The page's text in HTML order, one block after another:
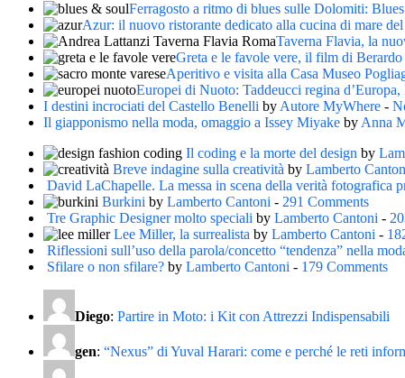
Ferragosto a ritmo di blues sulle Dolomiti:
Azur: il nuovo ristorante dedicato alla cucina di mare
Taverna Flavia, la
Greta e le favole vere, il film di
Aperitivo e visita alla Casa Museo
Europei di Nuoto: Taddeucci regina
I destini incrociati del Castello Benelli by Autore MyWhere -
Il giapponismo nella moda, omaggio a Issey Miyake by Anna
Il coding e la morte del design by
Breve indagine sulla creatività by Lamberto
David LaChapelle. La messa in scena della verità fotografica
Burkini by Lamberto Cantoni - 291 Comments
Tre Graphic Designer molto speciali by Lamberto Cantoni -
Lee Miller, la surrealista by Lamberto Cantoni -
Riflessioni sull’uso della parola/concetto “tendenza” nella
Sfilare o non sfilare? by Lamberto Cantoni - 179 Comments
Diego: Partire in Moto: i Kit con Attrezzi Indispensabili
gen: “Nexus” di Yuval Harari: come e perché le reti